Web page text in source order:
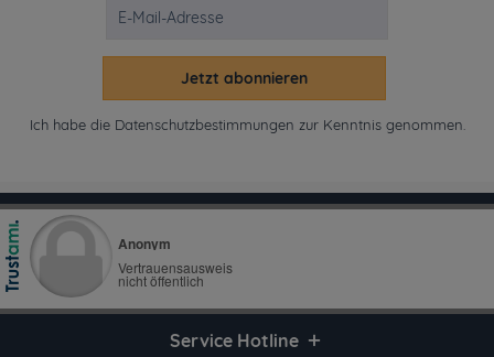
Jetzt abonnieren
Ich habe die Datenschutzbestimmungen zur Kenntnis genommen.
Service Hotline